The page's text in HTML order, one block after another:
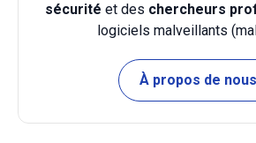
sécurité et des chercheurs
logiciels malveillants
À propos de nous